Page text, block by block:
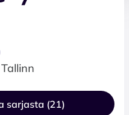
sarjasta (21)